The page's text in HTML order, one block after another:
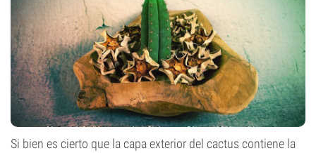
Si bien es cierto que la capa exterior del cactus contiene la